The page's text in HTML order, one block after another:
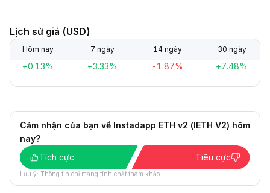
Lịch sử giá (USD)
Hôm nay 7 ngày 14 ngày 30 ngày
+0.13% +3.33% -1.87% +7.48%
Cảm nhận của bạn về Instadapp ETH v2 (IETH V2) hôm
nay?
Tích cực
Tiêu cực
Lưu ý: Thông tin chỉ mang tính chất tham khảo.